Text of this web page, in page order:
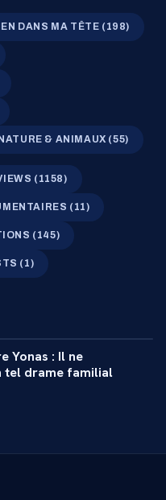
DANS MA TÊTE ( 198)
NATURE & ANIMAUX (55)
( 1158)
( 11)
( 145)
( 1)
Yonas : Il ne
tel drame familial